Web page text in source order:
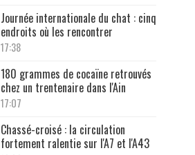
Journée internationale du chat : cinq
endroits où les rencontrer
17:38
180 grammes de cocaïne retrouvés
chez un trentenaire dans l'Ain
17:07
Chassé-croisé : la circulation
fortement ralentie sur l'A7 et l'A43